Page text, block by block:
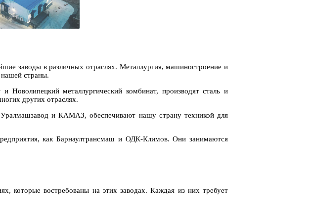
заводы в различных отраслях. Металлургия, машиностроение и
страны.
Новолипецкий металлургический комбинат, производят сталь и
других отраслях.
и КАМАЗ, обеспечивают нашу страну техникой для
как Барнаултрансмаш и ОДК-Климов. Они занимаются
которые востребованы на этих заводах. Каждая из них требует